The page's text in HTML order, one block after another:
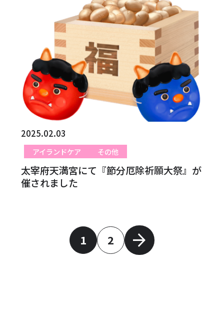
2025.02.03
アイランドケア その他
太宰府天満宮にて『節分厄除祈願大祭』が
催されました
ペ
1 2